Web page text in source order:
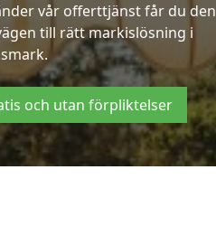
vår offerttjänst får du den
till rätt markislösning i
och utan förpliktelser